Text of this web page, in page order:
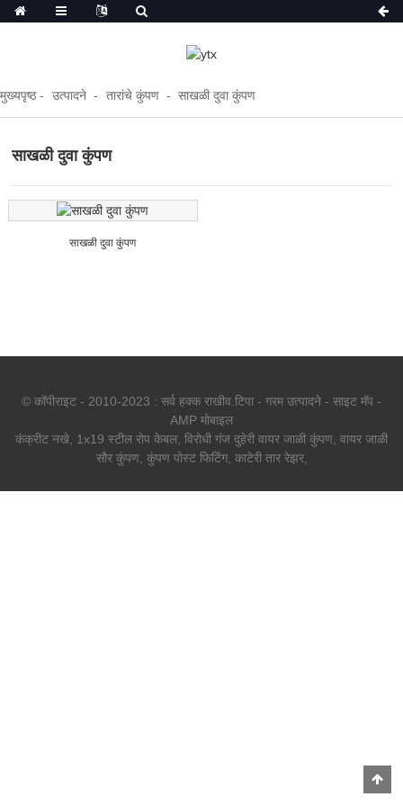
मुख्यपृष्ठ उत्पादने तारांचे कुंपण साखळी दुवा कुंपण
साखळी दुवा कुंपण
साखळी दुवा कुंपण
© कॉपीराइट - 2010-2023 : सर्व हक्क राखीव. टिपा - गरम उत्पादने - साइट मॅप -
AMP मोबाइल
कंक्रीट नखे 1x19 स्टील रोप केबल विरोधी गंज दुहेरी वायर जाळी कुंपण वायर जाळी
सौर कुंपण, कुंपण पोस्ट फिटिंग, काटेरी तार रेझर,